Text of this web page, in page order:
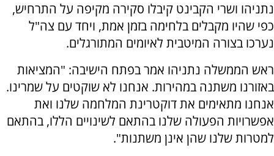
נתניהו ושרי הקבינט קיבלו סקירה מקיפה על התרחיש,
כפי שהיו מקבלים בלחימה בזמן אמת, ויחד עם צה"ל
נערכו בצורה המיטבית לאיומים המתורגלים.
ראש הממשלה נתניהו אמר בפתח הישיבה: "המציאות
באזורנו משתנה במהירות. אנחנו לא שוקטים על שמרינו.
אנחנו מתאימים את דוקטרינת המלחמה שלנו ואת
אפשרויות הפעולה שלנו בהתאם לשינויים הללו, בהתאם
למטרות שלנו שהן אינן משתנות".